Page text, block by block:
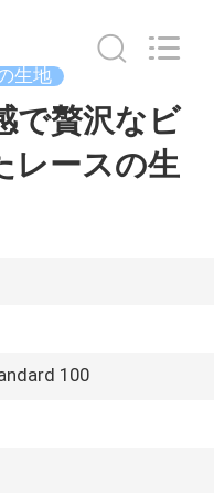
生地
で贅沢なビ
レースの生
100